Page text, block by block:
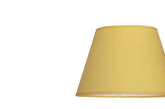
Si vous ne trouvez pas votre